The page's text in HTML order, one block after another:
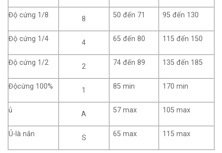
Độ cứng 1/8 8 50 đến 71 95 đến 130
Độ cứng 1/4 4 65 đến 80 115 đến 150
Độ cứng 1/2 2 74 đến 89 135 đến 185
Độcứng 100% 1 85 min 170 min
ủ A 57 max 105 max
Ủ-là nắn S 65 max 115 max